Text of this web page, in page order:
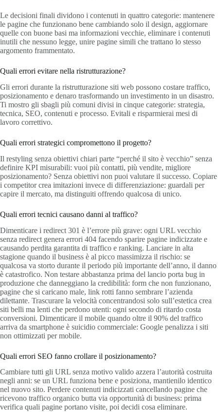
Le decisioni finali dividono i contenuti in quattro categorie: mantenere
le pagine che funzionano bene cambiando solo il design, aggiornare
quelle con buone basi ma informazioni vecchie, eliminare i contenuti
inutili che nessuno legge, unire pagine simili che trattano lo stesso
argomento frammentato.
Quali errori evitare nella ristrutturazione?
Gli errori durante la ristrutturazione siti web possono costare traffico,
posizionamento e denaro trasformando un investimento in un disastro.
Ti mostro gli sbagli più comuni divisi in cinque categorie: strategia,
tecnica, SEO, contenuti e processo. Evitali e risparmierai mesi di
lavoro correttivo.
Quali errori strategici compromettono il progetto?
Il restyling senza obiettivi chiari parte “perché il sito è vecchio” senza
definire KPI misurabili: vuoi più contatti, più vendite, migliore
posizionamento? Senza obiettivi non puoi valutare il successo. Copiare
i competitor crea imitazioni invece di differenziazione: guardali per
capire il mercato, ma distinguiti offrendo qualcosa di unico.
Quali errori tecnici causano danni al traffico?
Dimenticare i redirect 301 è l’errore più grave: ogni URL vecchio
senza redirect genera errori 404 facendo sparire pagine indicizzate e
causando perdita garantita di traffico e ranking. Lanciare in alta
stagione quando il business è al picco massimizza il rischio: se
qualcosa va storto durante il periodo più importante dell’anno, il danno
è catastrofico. Non testare abbastanza prima del lancio porta bug in
produzione che danneggiano la credibilità: form che non funzionano,
pagine che si caricano male, link rotti fanno sembrare l’azienda
dilettante. Trascurare la velocità concentrandosi solo sull’estetica crea
siti belli ma lenti che perdono utenti: ogni secondo di ritardo costa
conversioni. Dimenticare il mobile quando oltre il 90% del traffico
arriva da smartphone è suicidio commerciale: Google penalizza i siti
non ottimizzati per mobile.
Quali errori SEO fanno crollare il posizionamento?
Cambiare tutti gli URL senza motivo valido azzera l’autorità costruita
negli anni: se un URL funziona bene e posiziona, mantienilo identico
nel nuovo sito. Perdere contenuti indicizzati cancellando pagine che
ricevono traffico organico butta via opportunità di business: prima
verifica quali pagine portano visite, poi decidi cosa eliminare.